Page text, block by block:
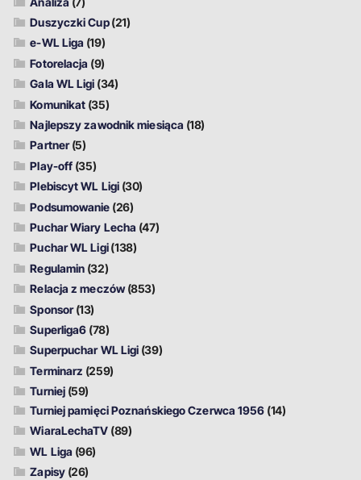
Duszyczki Cup(21)
e-WL Liga (19)
Fotorelacja (9)
Gala WL Ligi (34)
Komunikat (35)
Najlepszy zawodnik miesiąca (18)
Partner(5)
Play-off (35)
Plebiscyt WL Ligi (30)
Podsumowanie (26)
Puchar Wiary Lecha (47)
Puchar WL Ligi(138)
Regulamin (32)
Relacja z meczów(853)
Sponsor(13)
Superliga6 (78)
Superpuchar WL Ligi (39)
Terminarz (259)
Turniej (59)
Turniej pamięci Poznańskiego Czerwca 1956 (14)
WiaraLechaTV (89)
WL Liga (96)
Zapisy(26)